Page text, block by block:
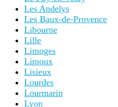
Les Andelys
Les Baux-de-Provence
Libourne
Lille
Limoges
Limoux
Lisieux
Lourdes
Lourmarin
Lyon